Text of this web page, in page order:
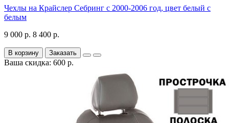
Чехлы на Крайслер Себринг с 2000-2006 год, цвет белый с
белым
9 000 р. 8 400 р.
В корзину Заказать
Ваша скидка: 600 р.